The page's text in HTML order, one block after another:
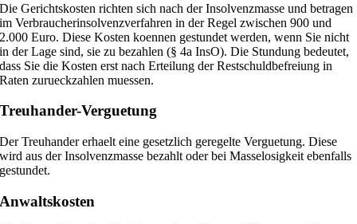
Die Gerichtskosten richten sich nach der Insolvenzmasse und betragen
im Verbraucherinsolvenzverfahren in der Regel zwischen 900 und
2.000 Euro. Diese Kosten koennen gestundet werden, wenn Sie nicht
in der Lage sind, sie zu bezahlen (§ 4a InsO). Die Stundung bedeutet,
dass Sie die Kosten erst nach Erteilung der Restschuldbefreiung in
Raten zurueckzahlen muessen.
Treuhander-Verguetung
Der Treuhander erhaelt eine gesetzlich geregelte Verguetung. Diese
wird aus der Insolvenzmasse bezahlt oder bei Masselosigkeit ebenfalls
gestundet.
Anwaltskosten